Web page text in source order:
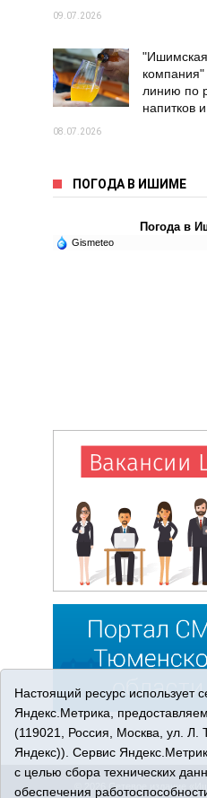
09.07.2026
компания"
линию по
напитков
08.07.2026
ПОГОДА В ИШИМЕ
Погода в
Gismeteo
© 2026 Сетевое издание
Настоящий ресурс использует
Яндекс.Метрика,
(119021, Россия, Москва, ул. Л.
Яндекс)). Сервис
с целью сбора технических
обеспечения